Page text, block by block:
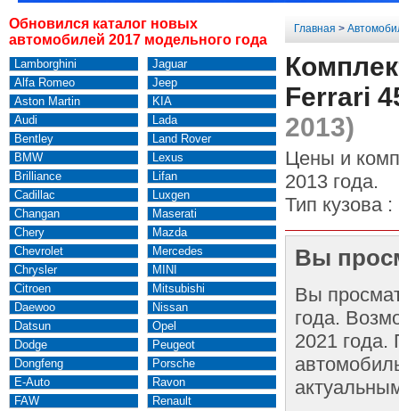
Обновился каталог новых
автомобилей 2017 модельного года
Lamborghini
Alfa Romeo
Aston Martin
Audi
Bentley
BMW
Brilliance
Cadillac
Changan
Chery
Chevrolet
Chrysler
Citroen
Daewoo
Datsun
Dodge
Dongfeng
E-Auto
FAW
Jaguar
Jeep
KIA
Lada
Land Rover
Lexus
Lifan
Luxgen
Maserati
Mazda
Mercedes
MINI
Mitsubishi
Nissan
Opel
Peugeot
Porsche
Ravon
Renault
Главная >
Ferrari
2013)
Цены и
2013 года.
Тип кузова :
Вы
Вы
года.
2021 года.